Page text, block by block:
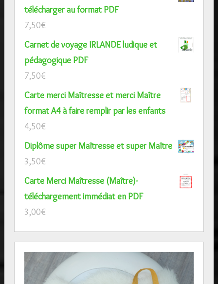
télécharger au format PDF
7,50€
Carnet de voyage IRLANDE ludique et
pédagogique PDF
7,50€
Carte merci Maîtresse et merci Maître
format A4 à faire remplir par les enfants
4,50€
Diplôme super Maîtresse et super Maître
3,50€
Carte Merci Maîtresse (Maître)-
téléchargement immédiat en PDF
3,00€